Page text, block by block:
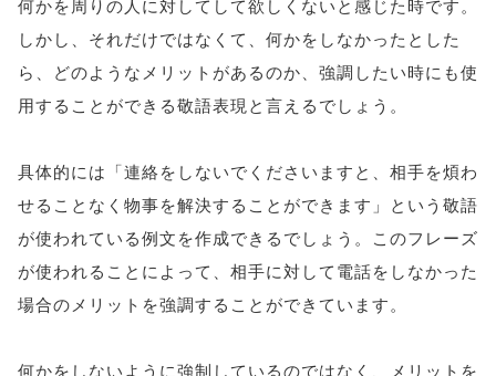
何かを周りの人に対してして欲しくないと感じた時です。
しかし、それだけではなくて、何かをしなかったとした
ら、どのようなメリットがあるのか、強調したい時にも使
用することができる敬語表現と言えるでしょう。
具体的には「連絡をしないでくださいますと、相手を煩わ
せることなく物事を解決することができます」という敬語
が使われている例文を作成できるでしょう。このフレーズ
が使われることによって、相手に対して電話をしなかった
場合のメリットを強調することができています。
何かをしないように強制しているのではなく、メリットを